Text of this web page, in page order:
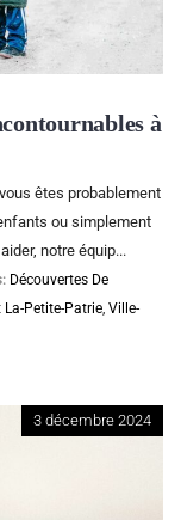
à
êtes probablement
ou simplement
notre équip...
Découvertes De
La-Petite-Patrie, Ville-
3 décembre 2024